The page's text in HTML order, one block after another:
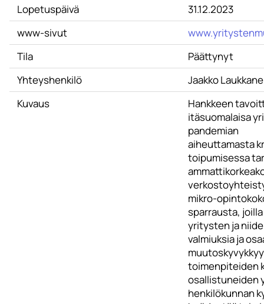
Lopetuspäivä
31.12.2023
www-sivut
Tila
Päättynyt
Yhteyshenkilö
Jaakko
Kuvaus
Hankkeen
itäsuomalaisa
pandemian
aiheuttamasta
toipumisessa
mikro-
sparrausta,
yritysten ja
valmiuksia ja
toimenpiteiden
osallistuneiden
henkilökunnan